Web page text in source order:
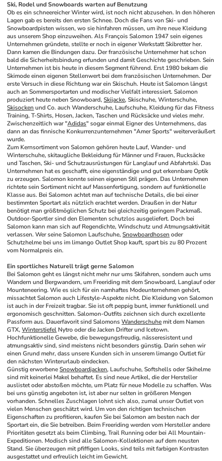
Ski, Rodel und Snowboards warten auf Benutzung
Ob es ein schneereicher Winter wird, ist noch nicht abzusehen. In den höheren
Lagen gab es bereits den ersten Schnee. Doch die Fans von Ski- und
Snowboardpisten wissen, wo sie hinfahren müssen, um ihre neue Kleidung
aus unserem Shop einzuweihen. Als François Salomon 1947 sein eigenes
Unternehmen gründete, stellte er noch in eigener Werkstatt Skibretter her.
Dann kamen die Bindungen dazu. Der französische Unternehmer hat schon
bald die Sicherheitsbindung erfunden und damit Geschichte geschrieben. Sein
Unternehmen ist bis heute in diesem Segment führend. Erst 1980 bekam die
Skimode einen eigenen Stellenwert bei dem französischen Unternehmen. Der
erste Versuch in diese Richtung war ein Skischuh. Heute ist Salomon längst
auch an Sommersportarten und modischer Vielfalt interessiert. Salomon
produziert heute neben Snowboard, Skijacke
Skisocken und Co. auch Wanderschuhe, Laufschuhe, Kleidung für das Fitness
Training, T-Shirts, Hosen, Jacken, Taschen und Rücksäcke und vieles mehr.
Zwischenzeitlich war "Adidas" sogar einmal Eigner des Unternehmens, das
dann an das finnische Konkurrenzunternehmen "Amer Sports" weiterveräußert
wurde.
Zum Kernsortiment von Salomon gehören heute Lauf, Wander- und
Winterschuhe, skitaugliche Bekleidung für Männer und Frauen, Rucksäcke
und Taschen, Ski- und Schutzausrüstungen für Langlauf und Abfahrtski. Das
Unternehmen hat es geschafft, eine eigenständige und gut erkennbare Optik
zu erzeugen. Salomon konnte seinen eigenen Stil prägen. Das Unternehmen
richtete sein Sortiment nicht auf Massenfertigung, sondern auf funktionelle
Klasse aus. Bei Salomon achtet man auf technische Details, die bei einer
bestimmten Sportart als nützlich erachtet werden. Draußen in der Natur
benötigt man größtmöglichen Schutz bei gleichzeitig geringem Packmaß.
Outdoor-Sportler sind den Elementen schutzlos ausgeliefert. Doch bei
Salomon kann man sich auf Regendichte, Windschutz und Atmungsaktivität
verlassen. Wer seine Salomon Laufschuhe, Snowboardhosen oder
Schutzhelme bei uns im limango Outlet Shop kauft, spart bis zu 80 Prozent
vom Normalpreis ein.
Ein sportliches Naturell trägt gerne Salomon
Bei Salomon geht es längst nicht mehr nur ums Skifahren, sondern auch ums
Wandern und Bergwandern, um Freeriding mit dem Snowboard, Langlauf oder
Mounteneering. Wie es sich für ein namhaftes Modeunternehmen gehört,
missachtet Salomon auch Lifestyle-Aspekte nicht. Die Kleidung von Salomon
ist auch in der Freizeit tragbar. Sie ist oft peppig bunt, immer funktionell und
ergonomisch geschnitten. Salomon-Outfits zeichnen sich durch exzellente
Passform aus. Dauerfavorit sind Salomons Wanderschuhe mit dem Namen
GTX, Winterstiefel Nytro oder die Jacken Drifter und Icetown.
Hochfunktionelle Gewebe, die bewegungsfreudig, nässeresistent und
atmungsaktiv sind, sind meistens nicht besonders günstig. Darin sehen wir
einen Grund mehr, dass unsere Kunden sich in unserem limango Outlet für
den nächsten Winterurlaub eindecken.
Günstig erworbene Snowboardjacken, Laufschuhe, Softshells oder Skihelme
sind mit keinerlei Makel behaftet. Es sind neue Artikel, die der Hersteller
auslistet oder abstoßen möchte, um Platz für neue Modelle zu schaffen. Was
bei uns günstig angeboten ist, ist aber nur selten in größeren Mengen
vorhanden. Schnelles Zuschlagen lohnt sich also, zumal unser Outlet von
vielen Menschen geschätzt wird. Um von den richtigen technischen
Eigenschaften zu profitieren, kaufen Sie bei Salomon am besten nach der
Sportart ein, die Sie betreiben. Beim Freeriding werden vom Hersteller andere
Prioritäten gesetzt als beim Climbing, Trail Running oder bei All Mountain-
Expeditionen. Modisch sind alle Salomon-Kollektionen auf dem neusten
Stand. Sie überzeugen mit pfiffigen Looks, sind teils mit farbigen Kontrasten
ausgestattet und erfreulich leicht im Gewicht.